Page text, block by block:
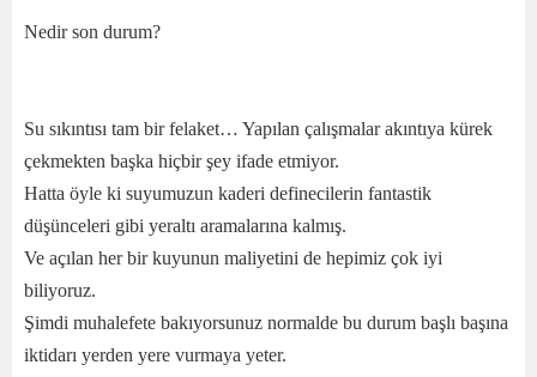
Nedir son durum?
Su sıkıntısı tam bir felaket… Yapılan çalışmalar akıntıya kürek
çekmekten başka hiçbir şey ifade etmiyor.
Hatta öyle ki suyumuzun kaderi definecilerin fantastik
düşünceleri gibi yeraltı aramalarına kalmış.
Ve açılan her bir kuyunun maliyetini de hepimiz çok iyi
biliyoruz.
Şimdi muhalefete bakıyorsunuz normalde bu durum başlı başına
iktidarı yerden yere vurmaya yeter.